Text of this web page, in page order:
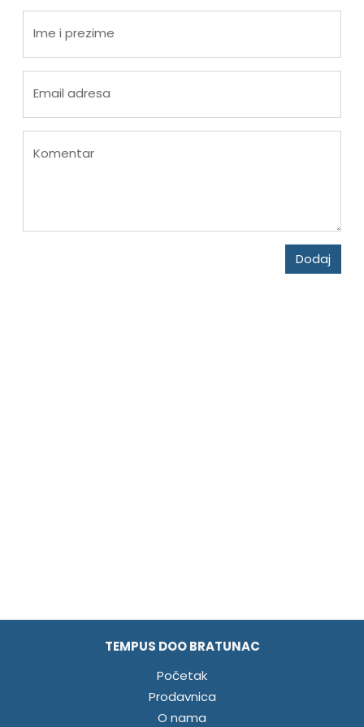
Ime i prezime
Email adresa
Komentar
Dodaj
TEMPUS DOO BRATUNAC
Početak
Prodavnica
O nama